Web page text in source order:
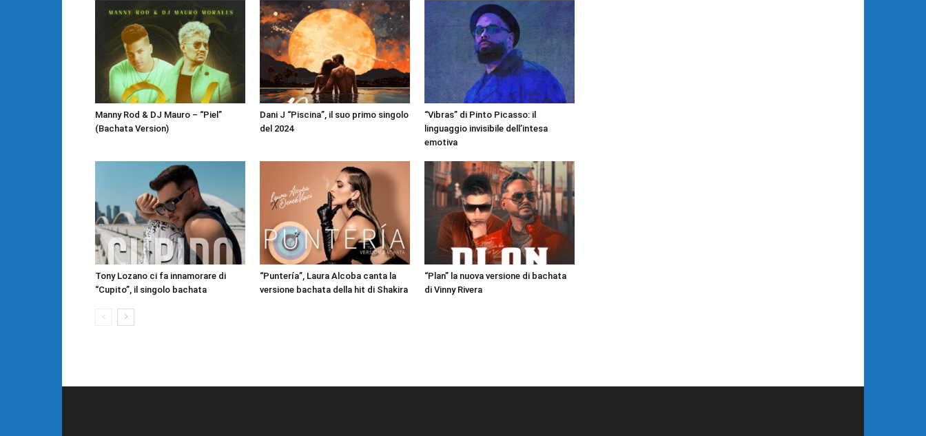
Manny Rod & DJ Mauro – “Piel”
(Bachata Version)
Dani J “Piscina”, il suo primo singolo
del 2024
“Vibras” di Pinto Picasso: il
linguaggio invisibile dell’intesa
emotiva
Tony Lozano ci fa innamorare di
“Cupito”, il singolo bachata
“Puntería”, Laura Alcoba canta la
versione bachata della hit di Shakira
“Plan” la nuova versione di bachata
di Vinny Rivera